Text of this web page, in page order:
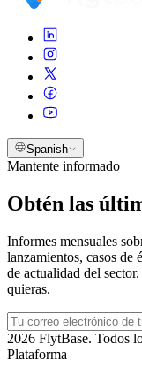
Spanish
Mantente informado
Obtén las
Informes mensuales
lanzamientos, casos de
de actualidad del
quieras.
2026 FlytBase. Todos
Plataforma